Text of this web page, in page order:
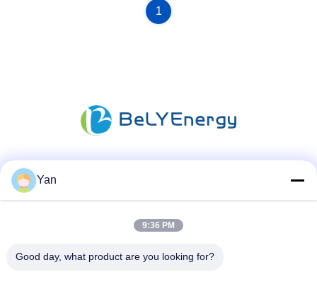
1
Yan
9:36 PM
Good day, what product are you looking for?